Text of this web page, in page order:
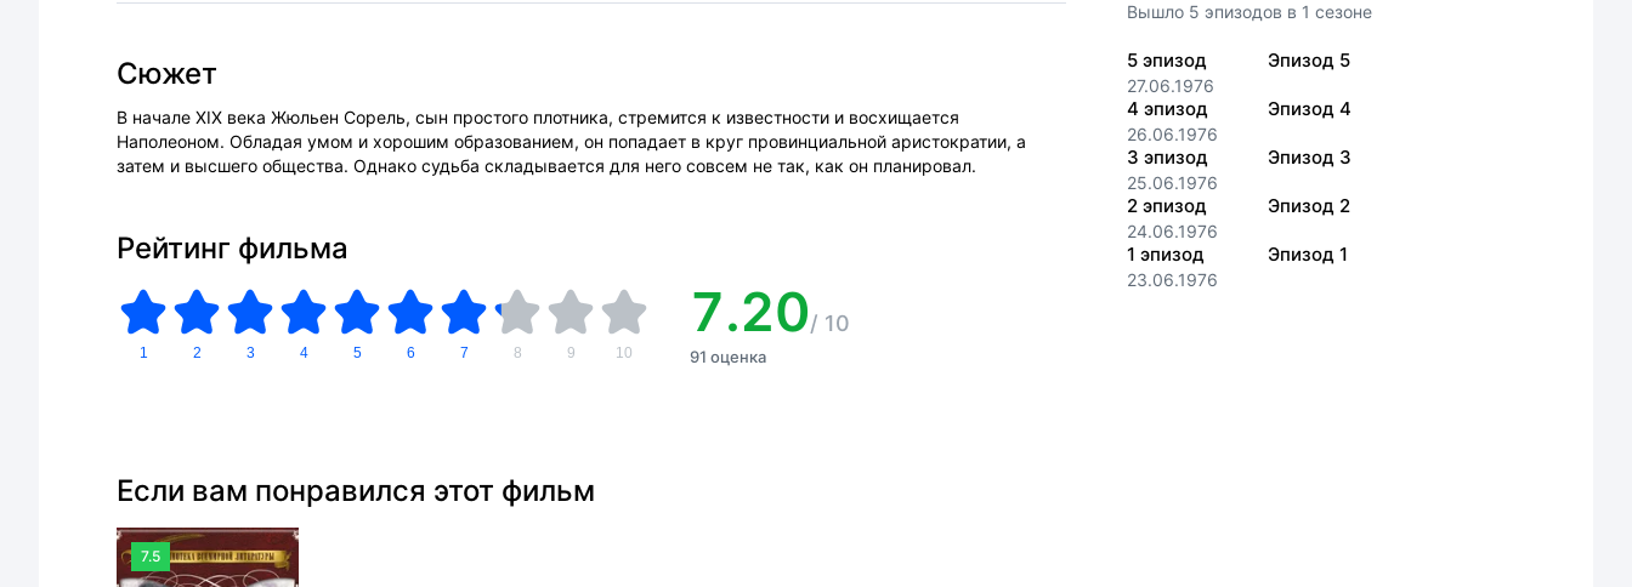
Сюжет
В начале XIX века Жюльен Сорель, сын простого плотника, стремится к известности и восхищается
Наполеоном. Обладая умом и хорошим образованием, он попадает в круг провинциальной аристократии, а
затем и высшего общества. Однако судьба складывается для него совсем не так, как он планировал.
Рейтинг фильма
1 2 3 4 5 6 7 8 9 10
7.20/ 10
91 оценка
Если вам понравился этот фильм
7.5
Вышло 5 эпизодов в 1 сезоне
5 эпизод
27.06.1976
Эпизод 5
4 эпизод
26.06.1976
Эпизод 4
3 эпизод
25.06.1976
Эпизод 3
2 эпизод
24.06.1976
Эпизод 2
1 эпизод
23.06.1976
Эпизод 1